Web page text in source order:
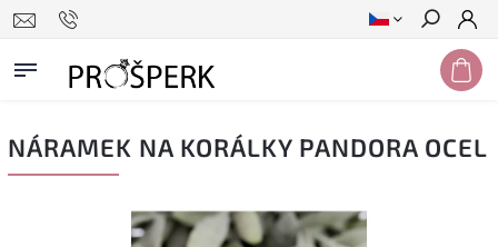
Hledat
NÁRAMEK NA KORÁLKY PANDORA OCEL